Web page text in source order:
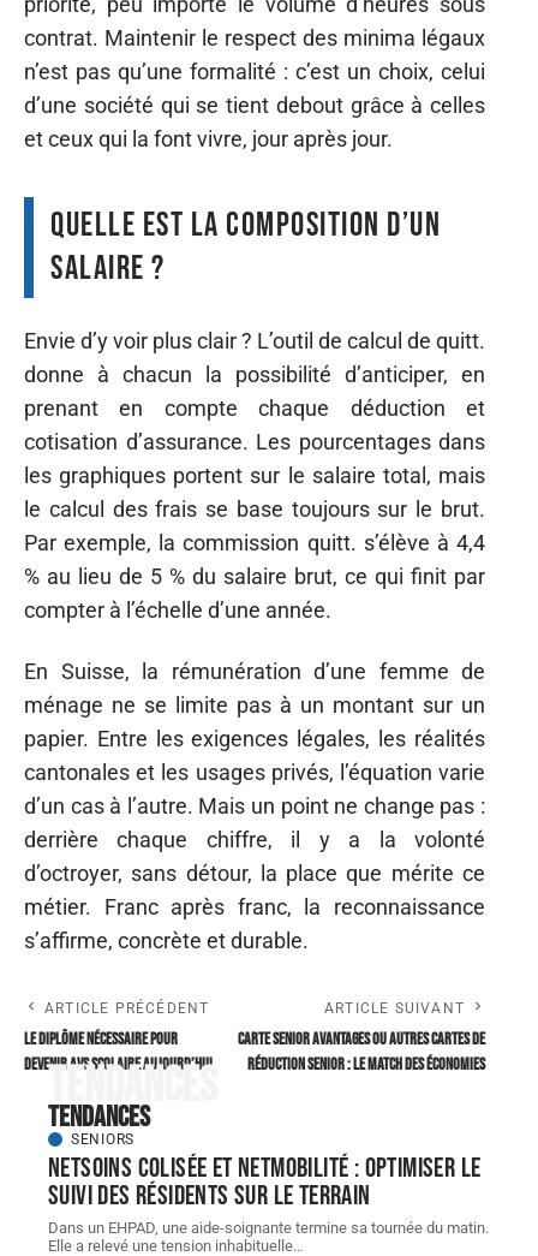
contrat. Maintenir le respect des minima légaux
n’est pas qu’une formalité : c’est un choix, celui
d’une société qui se tient debout grâce à celles
et ceux qui la font vivre, jour après jour.
Quelle est la composition d’un
salaire ?
Envie d’y voir plus clair ? L’outil de calcul de quitt.
donne à chacun la possibilité d’anticiper, en
prenant en compte chaque déduction et
cotisation d’assurance. Les pourcentages dans
les graphiques portent sur le salaire total, mais
le calcul des frais se base toujours sur le brut.
Par exemple, la commission quitt. s’élève à 4,4
% au lieu de 5 % du salaire brut, ce qui finit par
compter à l’échelle d’une année.
En Suisse, la rémunération d’une femme de
ménage ne se limite pas à un montant sur un
papier. Entre les exigences légales, les réalités
cantonales et les usages privés, l’équation varie
d’un cas à l’autre. Mais un point ne change pas :
derrière chaque chiffre, il y a la volonté
d’octroyer, sans détour, la place que mérite ce
métier. Franc après franc, la reconnaissance
s’affirme, concrète et durable.
ARTICLE PRÉCÉDENT
Le diplôme nécessaire pour
devenir AVS scolaire aujourd’hui
ARTICLE SUIVANT
Carte Senior avantages ou autres cartes de
réduction senior : le match des économies
Tendances
Tendances
SENIORS
NETSoins colisée et NETMobilité : optimiser le
suivi des résidents sur le terrain
Dans un EHPAD, une aide-soignante termine sa tournée du matin.
Elle a relevé une tension inhabituelle…